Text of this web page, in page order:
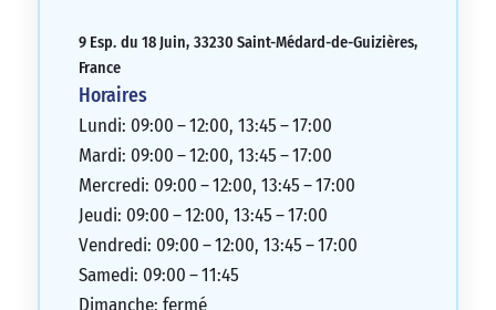
9 Esp. du 18 Juin, 33230 Saint-Médard-de-Guizières,
France
Horaires
Lundi: 09:00 – 12:00, 13:45 – 17:00
Mardi: 09:00 – 12:00, 13:45 – 17:00
Mercredi: 09:00 – 12:00, 13:45 – 17:00
Jeudi: 09:00 – 12:00, 13:45 – 17:00
Vendredi: 09:00 – 12:00, 13:45 – 17:00
Samedi: 09:00 – 11:45
Dimanche: fermé